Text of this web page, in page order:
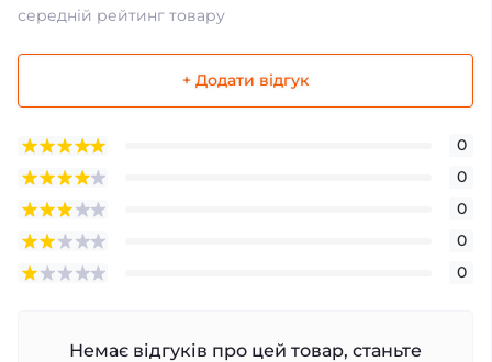
середній рейтинг товару
+ Додати відгук
0
0
0
0
0
Немає відгуків про цей товар, станьте